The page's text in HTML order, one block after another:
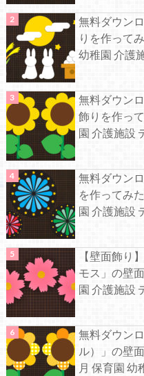
無料ダウン
りを作って
幼稚園 介護
無料ダウン
飾りを作っ
園 介護施設
無料ダウン
を作ってみ
園 介護施設
【壁面飾り
モス」の壁
園 介護施設
無料ダウン
ル）」の壁
月 保育園 幼